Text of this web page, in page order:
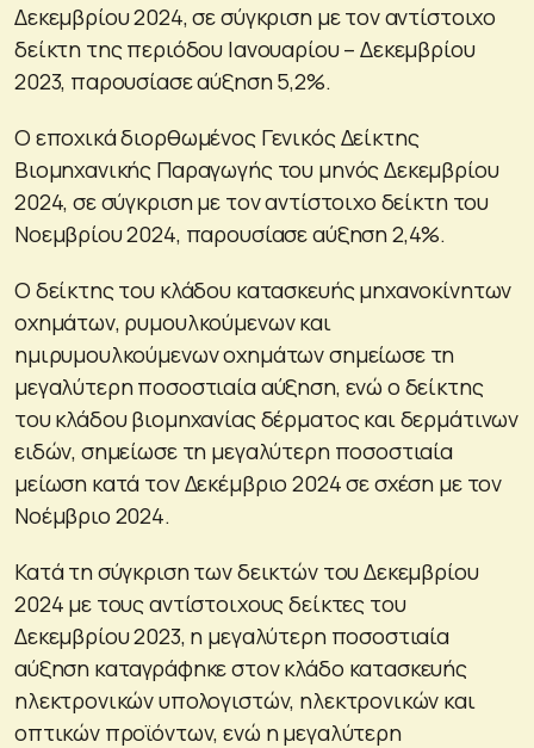
Δεκεμβρίου 2024, σε σύγκριση με τον αντίστοιχο
δείκτη της περιόδου Ιανουαρίου – Δεκεμβρίου
2023, παρουσίασε αύξηση 5,2%.
Ο εποχικά διορθωμένος Γενικός Δείκτης
Βιομηχανικής Παραγωγής του μηνός Δεκεμβρίου
2024, σε σύγκριση με τον αντίστοιχο δείκτη του
Νοεμβρίου 2024, παρουσίασε αύξηση 2,4%.
Ο δείκτης του κλάδου κατασκευής μηχανοκίνητων
οχημάτων, ρυμουλκούμενων και
ημιρυμουλκούμενων οχημάτων σημείωσε τη
μεγαλύτερη ποσοστιαία αύξηση, ενώ ο δείκτης
του κλάδου βιομηχανίας δέρματος και δερμάτινων
ειδών, σημείωσε τη μεγαλύτερη ποσοστιαία
μείωση κατά τον Δεκέμβριο 2024 σε σχέση με τον
Νοέμβριο 2024.
Κατά τη σύγκριση των δεικτών του Δεκεμβρίου
2024 με τους αντίστοιχους δείκτες του
Δεκεμβρίου 2023, η μεγαλύτερη ποσοστιαία
αύξηση καταγράφηκε στον κλάδο κατασκευής
ηλεκτρονικών υπολογιστών, ηλεκτρονικών και
οπτικών προϊόντων, ενώ η μεγαλύτερη